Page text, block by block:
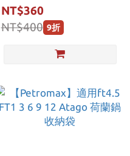
NT$360
NT$400 9折